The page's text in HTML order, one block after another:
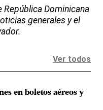
República Dominicana
generales y el
Ver todos
en boletos aéreos y